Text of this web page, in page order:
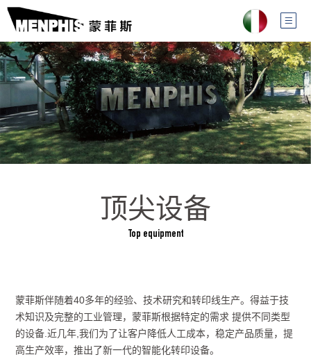
顶尖设备
Top equipment
蒙菲斯伴随着40多年的经验、技术研究和转印线生产。得益于技
术知识及完整的工业管理，蒙菲斯根据特定的需求 提供不同类型
的设备.近几年,我们为了让客户降低人工成本，稳定产品质量，提
高生产效率，推出了新一代的智能化转印设备。